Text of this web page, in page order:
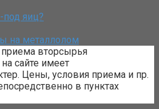
под яиц?
на металлолом
вторсырья
сайте имеет
Цены, условия приема и пр.
в пунктах